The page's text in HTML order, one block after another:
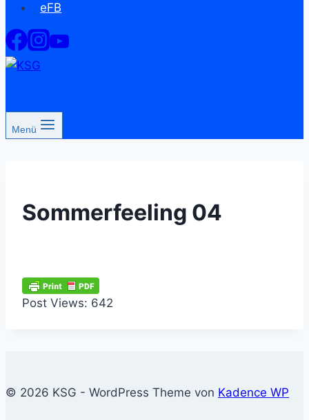
eFB
Menü
Sommerfeeling 04
Post Views: 642
© 2026 KSG - WordPress Theme von Kadence WP